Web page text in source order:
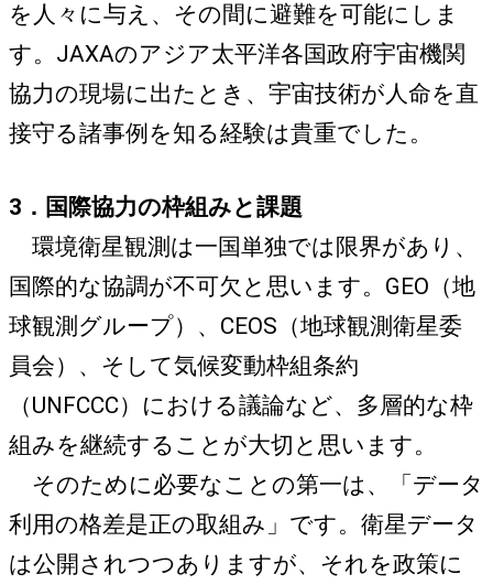
を人々に与え、その間に避難を可能にしま
す。JAXAのアジア太平洋各国政府宇宙機関
協力の現場に出たとき、宇宙技術が人命を直
接守る諸事例を知る経験は貴重でした。
3．国際協力の枠組みと課題
環境衛星観測は一国単独では限界があり、
国際的な協調が不可欠と思います。GEO（地
球観測グループ）、CEOS（地球観測衛星委
員会）、そして気候変動枠組条約
（UNFCCC）における議論など、多層的な枠
組みを継続することが大切と思います。
そのために必要なことの第一は、「データ
利用の格差是正の取組み」です。衛星データ
は公開されつつありますが、それを政策に